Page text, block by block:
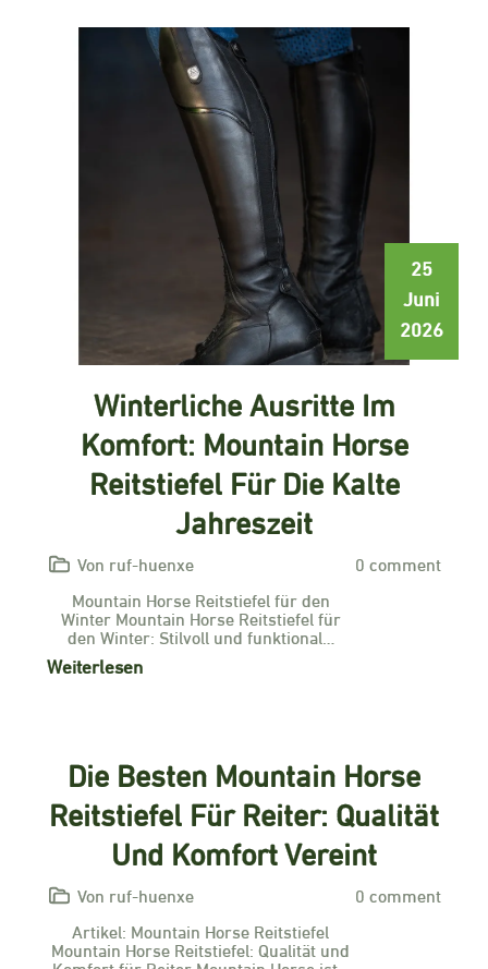
25
Juni
2026
Winterliche Ausritte Im
Komfort: Mountain Horse
Reitstiefel Für Die Kalte
Jahreszeit
Von ruf-huenxe
0 comment
Mountain Horse Reitstiefel für den
Winter Mountain Horse Reitstiefel für
den Winter: Stilvoll und funktional…
Weiterlesen
Die Besten Mountain Horse
Reitstiefel Für Reiter: Qualität
Und Komfort Vereint
Von ruf-huenxe
0 comment
Artikel: Mountain Horse Reitstiefel
Mountain Horse Reitstiefel: Qualität und